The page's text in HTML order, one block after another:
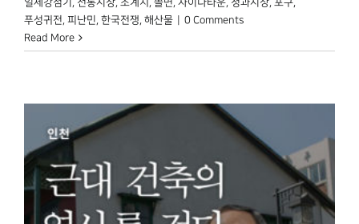
푸성귀전 피난민 한국전쟁 해산물
0 Comments
Read More